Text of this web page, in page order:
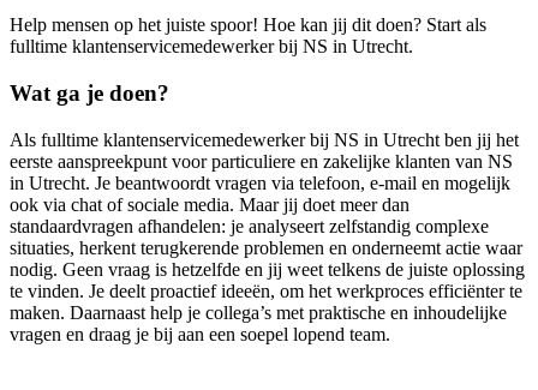
Help mensen op het juiste spoor! Hoe kan jij dit doen? Start als
fulltime klantenservicemedewerker bij NS in Utrecht.
Wat ga je doen?
Als fulltime klantenservicemedewerker bij NS in Utrecht ben jij het
eerste aanspreekpunt voor particuliere en zakelijke klanten van NS
in Utrecht. Je beantwoordt vragen via telefoon, e-mail en mogelijk
ook via chat of sociale media. Maar jij doet meer dan
standaardvragen afhandelen: je analyseert zelfstandig complexe
situaties, herkent terugkerende problemen en onderneemt actie waar
nodig. Geen vraag is hetzelfde en jij weet telkens de juiste oplossing
te vinden. Je deelt proactief ideeën, om het werkproces efficiënter te
maken. Daarnaast help je collega’s met praktische en inhoudelijke
vragen en draag je bij aan een soepel lopend team.